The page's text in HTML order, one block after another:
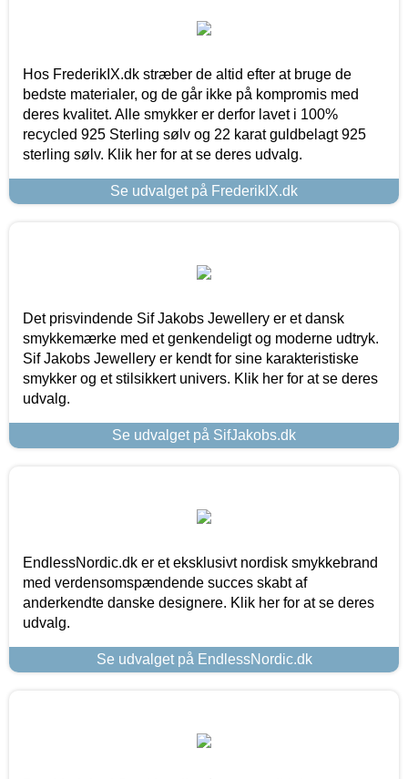
Hos FrederikIX.dk stræber de altid efter at bruge de
bedste materialer, og de går ikke på kompromis med
deres kvalitet. Alle smykker er derfor lavet i 100%
recycled 925 Sterling sølv og 22 karat guldbelagt 925
sterling sølv. Klik her for at se deres udvalg.
Se udvalget på FrederikIX.dk
Det prisvindende Sif Jakobs Jewellery er et dansk
smykkemærke med et genkendeligt og moderne udtryk.
Sif Jakobs Jewellery er kendt for sine karakteristiske
smykker og et stilsikkert univers. Klik her for at se deres
udvalg.
Se udvalget på SifJakobs.dk
EndlessNordic.dk er et eksklusivt nordisk smykkebrand
med verdensomspændende succes skabt af
anderkendte danske designere. Klik her for at se deres
udvalg.
Se udvalget på EndlessNordic.dk